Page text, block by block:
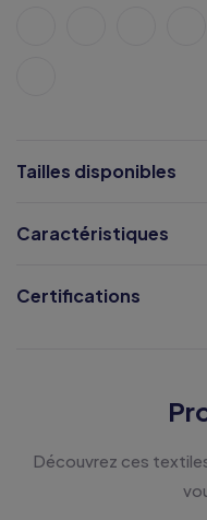
Tailles disponibles
Caractéristiques
Certifications
Découvrez ces